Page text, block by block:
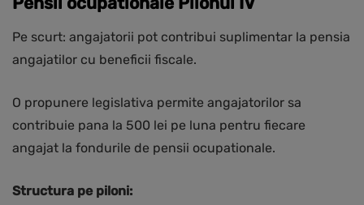
Pe scurt: angajatorii pot contribui suplimentar la pensia
angajatilor cu beneficii fiscale.
O propunere legislativa permite angajatorilor sa
contribuie pana la 500 lei pe luna pentru fiecare
angajat la fondurile de pensii ocupationale.
Structura pe piloni: